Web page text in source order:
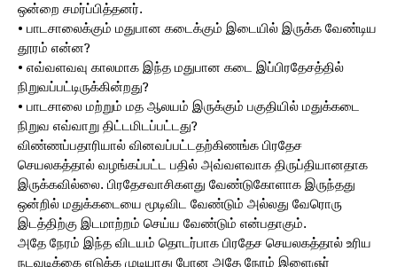
ஒன்றை சமர்ப்பித்தனர்.
• பாடசாலைக்கும் மதுபான கடைக்கும் இடையில் இருக்க வேண்டிய
தூரம் என்ன?
• எவ்வளவவு காலமாக இந்த மதுபான கடை இப்பிரதேசத்தில்
நிறுவப்பட்டிருக்கின்றது?
• பாடசாலை மற்றும் மத ஆலயம் இருக்கும் பகுதியில் மதுக்கடை
நிறுவ எவ்வாறு திட்டமிடப்பட்டது?
விண்ணப்பதாரியால் வினவப்பட்டதற்கிணங்க பிரதேச
செயலகத்தால் வழங்கப்பட்ட பதில் அவ்வளவாக திருப்தியானதாக
இருக்கவில்லை. பிரதேசவாசிகளது வேண்டுகோளாக இருந்தது
ஒன்றில் மதுக்கடையை மூடிவிட வேண்டும் அல்லது வேரொரு
இடத்திற்கு இடமாற்றம் செய்ய வேண்டும் என்பதாகும்.
அதே நேரம் இந்த விடயம் தொடர்பாக பிரதேச செயலகத்தால் உரிய
நடவடிக்கை எடுக்க முடியாது போன அதே நேரம் இளைஞர்